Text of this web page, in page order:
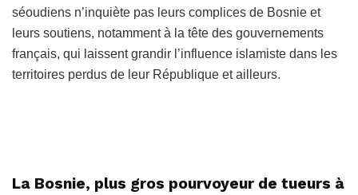
séoudiens n’inquiète pas leurs complices de Bosnie et
leurs soutiens, notamment à la tête des gouvernements
français, qui laissent grandir l’influence islamiste dans les
territoires perdus de leur République et ailleurs.
La Bosnie, plus gros pourvoyeur de tueurs à